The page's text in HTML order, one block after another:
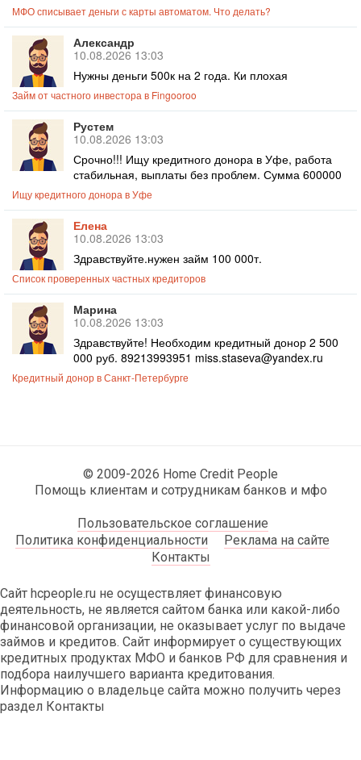
МФО списывает деньги с карты автоматом. Что делать?
Александр
10.08.2026 13:03
Нужны деньги 500к на 2 года. Ки плохая
Займ от частного инвестора в Fingooroo
Рустем
10.08.2026 13:03
Срочно!!! Ищу кредитного донора в Уфе, работа
стабильная, выплаты без проблем. Сумма 600000
Ищу кредитного донора в Уфе
Елена
10.08.2026 13:03
Здравствуйте.нужен займ 100 000т.
Список проверенных частных кредиторов
Марина
10.08.2026 13:03
Здравствуйте! Необходим кредитный донор 2 500
000 руб. 89213993951 miss.staseva@yandex.ru
Кредитный донор в Санкт-Петербурге
© 2009-2026 Home Credit People
Помощь клиентам и сотрудникам банков и мфо
Пользовательское соглашение
Политика конфиденциальности
Реклама на сайте
Контакты
Сайт hcpeople.ru не осуществляет финансовую
деятельность, не является сайтом банка или какой-либо
финансовой организации, не оказывает услуг по выдаче
займов и кредитов. Сайт информирует о существующих
кредитных продуктах МФО и банков РФ для сравнения и
подбора наилучшего варианта кредитования.
Информацию о владельце сайта можно получить через
раздел Контакты